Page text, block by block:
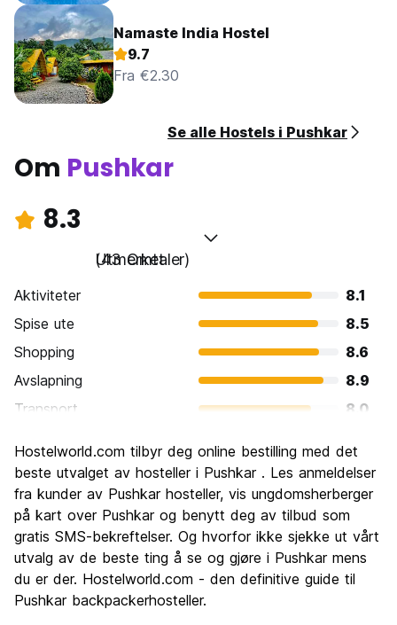
Namaste India Hostel
9.7
Fra €2.30
Se alle Hostels i Pushkar
Om Pushkar
8.3
Utmerket
(43 Omtaler)
Aktiviteter
8.1
Spise ute
8.5
Shopping
8.6
Avslapning
8.9
Transport
8.0
Kultur
9.0
Feste
5.9
Verdi for pengene
8.9
Hostelworld.com tilbyr deg online bestilling med det
beste utvalget av hosteller i Pushkar . Les anmeldelser
fra kunder av Pushkar hosteller, vis ungdomsherberger
på kart over Pushkar og benytt deg av tilbud som
gratis SMS-bekreftelser. Og hvorfor ikke sjekke ut vårt
utvalg av de beste ting å se og gjøre i Pushkar mens
du er der. Hostelworld.com - den definitive guide til
Pushkar backpackerhosteller.